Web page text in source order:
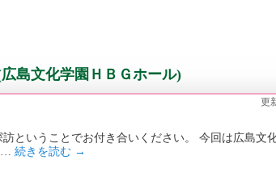
島文化学園ＨＢＧホール)
更
ことでお付き合いください。 今回は広島文化
… 続きを読む →